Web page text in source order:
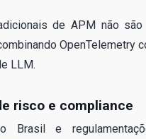
de APM não
OpenTelemetry
LLM.
risco e compliance
Brasil e